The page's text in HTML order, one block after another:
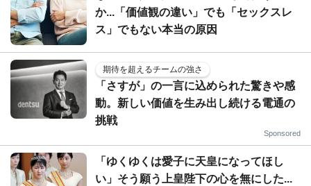
か...「価値観の違い」でも「セックスレ
ス」でもない本当の原因
期待を超えるチームの強さ
「さすが」の一言に込められた驚きや感
動。新しい価値を生み出し続ける電通の
挑戦
Sponsored
「ゆくゆくは愛子に天皇になってほし
い」そう願う上皇陛下の心を無にした...